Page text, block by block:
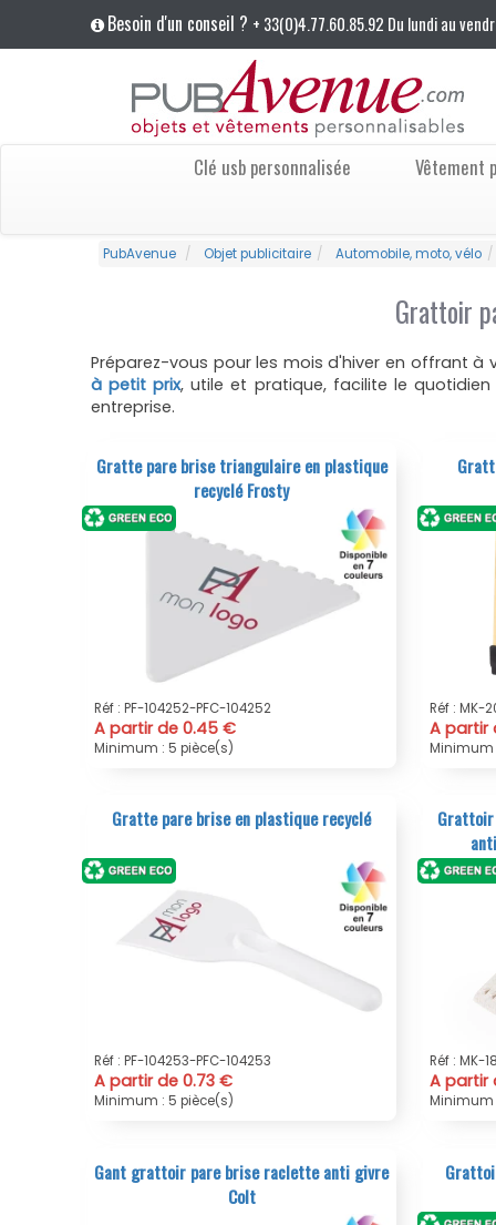
Besoin d'un conseil ? + 33(0)4.77.60.85.92 Du lundi au
Clé usb personnalisée Vêtement
PubAvenue Objet publicitaire Automobile, moto, vélo
Grattoir
Préparez-vous pour les mois d'hiver en offrant
à petit prix, utile et pratique, facilite le
entreprise.
Gratte pare brise triangulaire en plastique
recyclé Frosty
Réf : PF-104252-PFC-104252
A partir de 0.45 €
Minimum : 5 pièce(s)
Réf : MK-
A partir
Minimum
Gratte pare brise en plastique recyclé
Réf : PF-104253-PFC-104253
A partir de 0.73 €
Minimum : 5 pièce(s)
Réf : MK-
A partir
Minimum
Gant grattoir pare brise raclette anti givre
Colt